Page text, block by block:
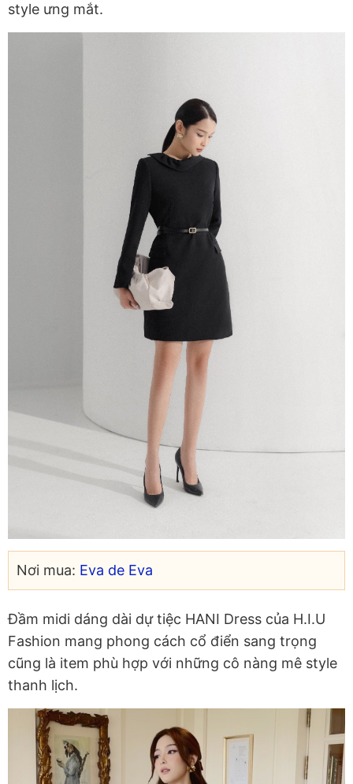
style ưng mắt.
Nơi mua: Eva de Eva
Đầm midi dáng dài dự tiệc HANI Dress của H.I.U
Fashion mang phong cách cổ điển sang trọng
cũng là item phù hợp với những cô nàng mê style
thanh lịch.